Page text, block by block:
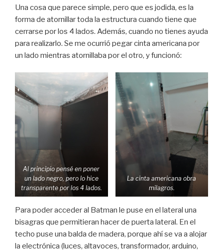
Una cosa que parece simple, pero que es jodida, es la
forma de atornillar toda la estructura cuando tiene que
cerrarse por los 4 lados. Además, cuando no tienes ayuda
para realizarlo. Se me ocurrió pegar cinta americana por
un lado mientras atornillaba por el otro, y funcionó:
Al principio pensé en poner
un lado negro, pero lo hice
transparente por los 4 lados.
La cinta americana obra
milagros.
Para poder acceder al Batman le puse en el lateral una
bisagras que permitieran hacer de puerta lateral. En el
techo puse una balda de madera, porque ahí se va a alojar
la electrónica (luces, altavoces, transformador, arduino,